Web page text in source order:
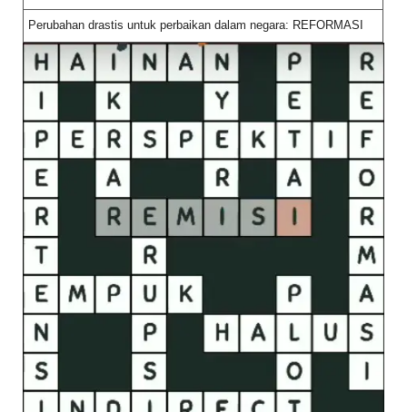
Perubahan drastis untuk perbaikan dalam negara: REFORMASI